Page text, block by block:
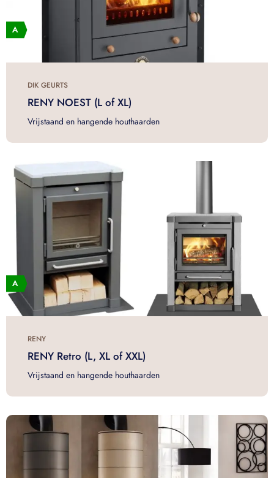
DIK GEURTS
RENY NOEST (L of XL)
Vrijstaand en hangende houthaarden
RENY
RENY Retro (L, XL of XXL)
Vrijstaand en hangende houthaarden